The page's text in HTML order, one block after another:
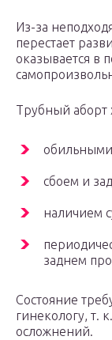
Из-за
перестает
оказывается в
Трубный аборт
сбоем и
наличием
заднем
Состояние
гинекологу, т.
осложнений.